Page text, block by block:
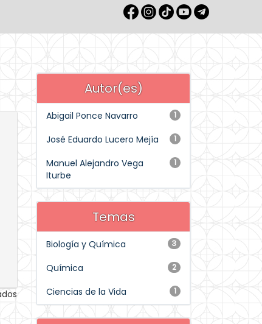
Autor(es)
1
Abigail Ponce Navarro
1
José Eduardo Lucero Mejía
1
Manuel Alejandro Vega
Iturbe
Temas
3
Biología y Química
2
Química
1
Ciencias de la Vida